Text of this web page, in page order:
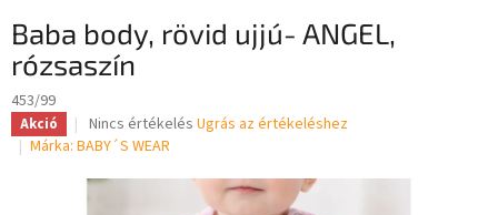
Baba body, rövid ujjú- ANGEL,
rózsaszín
453/99
Akció
A
termék
értékelése
Nincs értékelés Ugrás az értékeléshez
Márka: BABY´S WEAR